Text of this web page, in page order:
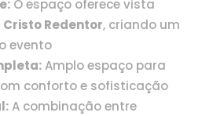
O espaço oferece vista
Cristo Redentor, criando um
evento
Amplo espaço para
conforto e sofisticação
A combinação entre